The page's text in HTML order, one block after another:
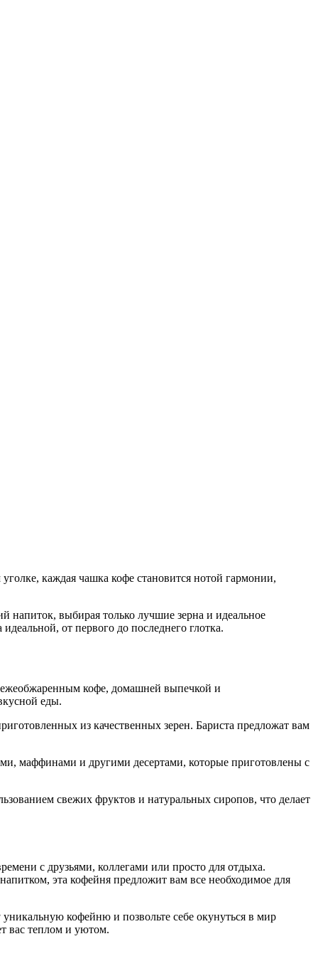
каждая чашка кофе становится нотой гармонии,
напиток, выбирая только лучшие зерна и идеальное
от первого до последнего глотка.
кофе, домашней выпечкой и
еды.
из качественных зерен. Бариста предложат вам
маффинами и другими десертами, которые приготовлены с
свежих фруктов и натуральных сиропов, что делает
с друзьями, коллегами или просто для отдыха.
эта кофейня предложит вам все необходимое для
кофейню и позвольте себе окунуться в мир
вас теплом и уютом.